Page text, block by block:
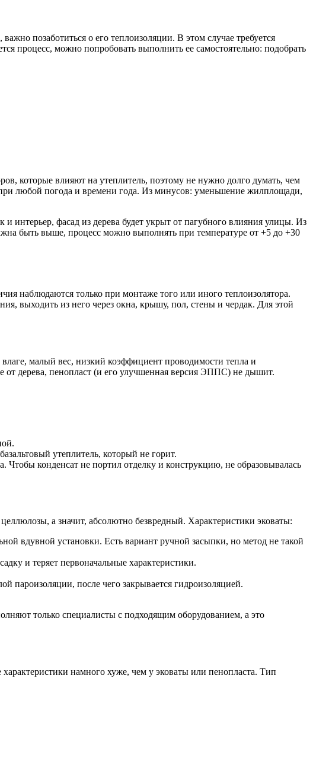
позаботиться о его теплоизоляции. В этом случае требуется
процесс, можно попробовать выполнить ее самостоятельно: подобрать
которые влияют на утеплитель, поэтому не нужно долго думать, чем
любой погода и времени года. Из минусов: уменьшение жилплощади,
интерьер, фасад из дерева будет укрыт от пагубного влияния улицы. Из
быть выше, процесс можно выполнять при температуре от +5 до +30
наблюдаются только при монтаже того или иного теплоизолятора.
выходить из него через окна, крышу, пол, стены и чердак. Для этой
малый вес, низкий коэффициент проводимости тепла и
от дерева, пенопласт (и его улучшенная версия ЭППС) не дышит.
утеплитель, который не горит.
Чтобы конденсат не портил отделку и конструкцию, не образовывалась
а значит, абсолютно безвредный. Характеристики эковаты:
вдувной установки. Есть вариант ручной засыпки, но метод не такой
и теряет первоначальные характеристики.
пароизоляции, после чего закрывается гидроизоляцией.
только специалисты с подходящим оборудованием, а это
намного хуже, чем у эковаты или пенопласта. Тип